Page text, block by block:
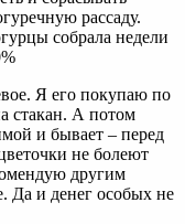
рассаду.
собрала недели
Я его покупаю по
стакан. А потом
и бывает – перед
не болеют
другим
Да и денег особых не